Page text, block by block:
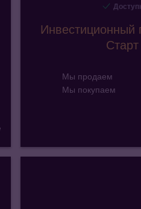
Инвестиционный
Мы продаем
Мы покупаем